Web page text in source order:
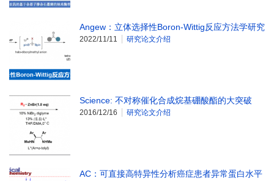
Angew：立体选择性Boron-Wittig反应方法学研究
2022/11/11 研究论文介绍
Science: 不对称催化合成烷基硼酸酯的大突破
2016/12/16 研究论文介绍
AC：可直接高特异性分析癌症患者异常蛋白水平